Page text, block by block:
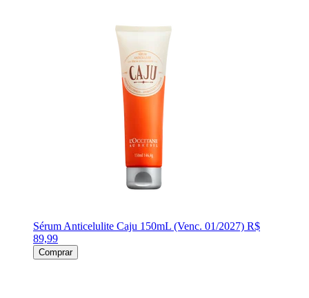
Sérum Anticelulite Caju 150mL (Venc. 01/2027) R$
89,99
Comprar